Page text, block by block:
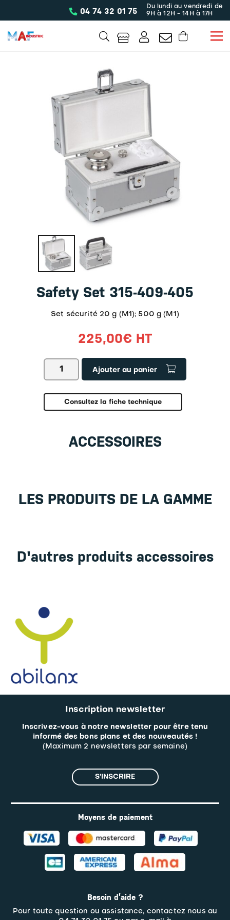
04 74 32 01 75
Du lundi au vendredi de
9H à 12H - 14H à 17H
Safety Set 315-409-405
Set sécurité 20 g (M1); 500 g (M1)
225,00€ HT
quantité
Safety
409-
Ajouter au panier
Consultez la fiche technique
ACCESSOIRES
LES PRODUITS DE LA GAMME
D'autres produits accessoires
Inscription newsletter
Inscrivez-vous à notre newsletter pour être tenu
informé des bons plans et des nouveautés !
(Maximum 2 newsletters par semaine)
S’INSCRIRE
Moyens de paiement
Besoin d’aide ?
Pour toute question ou assistance, contactez nous au